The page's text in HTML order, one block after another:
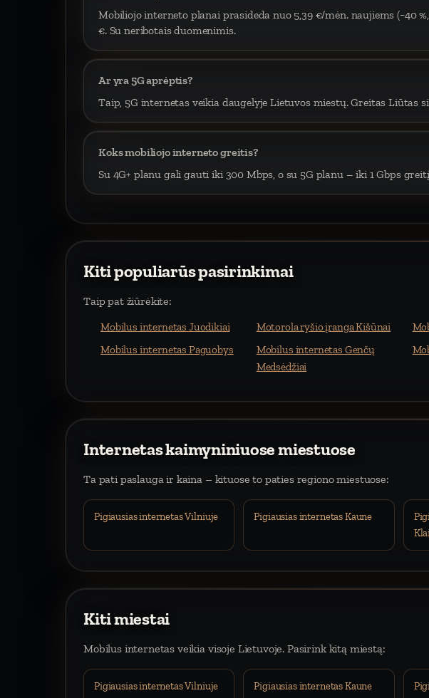
Mobiliojo interneto planai prasideda nuo 5,39 €/mėn. naujiems (−40
€. Su neribotais duomenimis.
Ar yra 5G aprėptis?
Taip, 5G internetas veikia daugelyje Lietuvos miestų. Greitas Liūtas
Koks mobiliojo interneto greitis?
Su 4G+ planu gali gauti iki 300 Mbps, o su 5G planu – iki 1 Gbps
Kiti populiarūs pasirinkimai
Taip pat žiūrėkite:
Mobilus internetas Juodikiai Motorola ryšio įranga Kišūnai
Mobilus internetas Paguobys
Mobilus internetas Genčų
Medsėdžiai
Internetas kaimyniniuose miestuose
Ta pati paslauga ir kaina – kituose to paties regiono miestuose:
Pigiausias internetas Vilniuje Pigiausias internetas Kaune
Kiti miestai
Mobilus internetas veikia visoje Lietuvoje. Pasirink kitą miestą:
Pigiausias internetas Vilniuje Pigiausias internetas Kaune